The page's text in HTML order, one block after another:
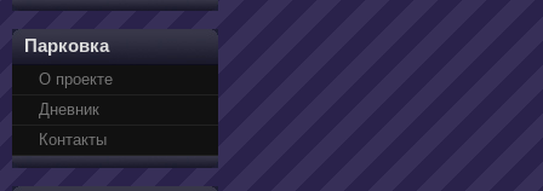
Парковка
О проекте
Дневник
Контакты